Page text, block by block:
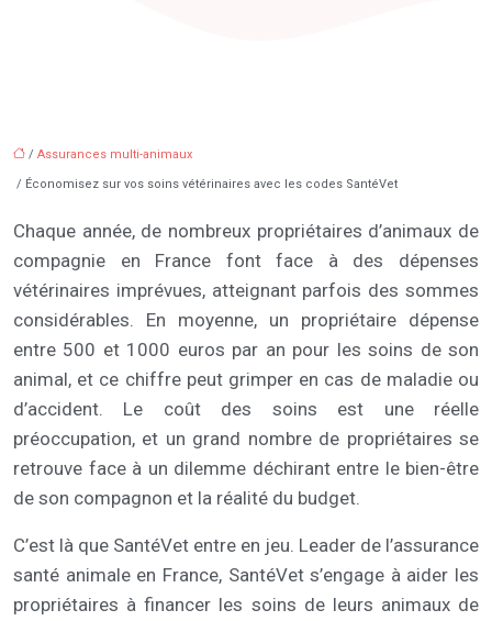
/ Assurances multi-animaux
/ Économisez sur vos soins vétérinaires avec les codes SantéVet
Chaque année, de nombreux propriétaires d’animaux de
compagnie en France font face à des dépenses
vétérinaires imprévues, atteignant parfois des sommes
considérables. En moyenne, un propriétaire dépense
entre 500 et 1000 euros par an pour les soins de son
animal, et ce chiffre peut grimper en cas de maladie ou
d’accident. Le coût des soins est une réelle
préoccupation, et un grand nombre de propriétaires se
retrouve face à un dilemme déchirant entre le bien-être
de son compagnon et la réalité du budget.
C’est là que SantéVet entre en jeu. Leader de l’assurance
santé animale en France, SantéVet s’engage à aider les
propriétaires à financer les soins de leurs animaux de